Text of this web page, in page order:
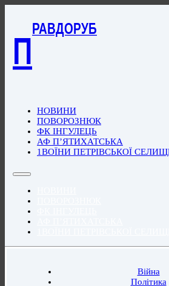
П
РАВДОРУБ
НОВИНИ
ПОВОРОЗНЮК
ФК ІНГУЛЕЦЬ
АФ П’ЯТИХАТСЬКА
1ВОЇНИ ПЕТРІВСЬКОЇ
Війна
Політика